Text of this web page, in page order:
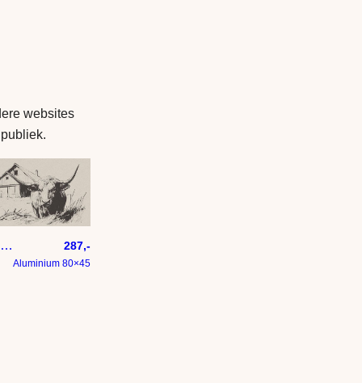
websites
Niet op mijn erf 287,-
Aluminium 80×45